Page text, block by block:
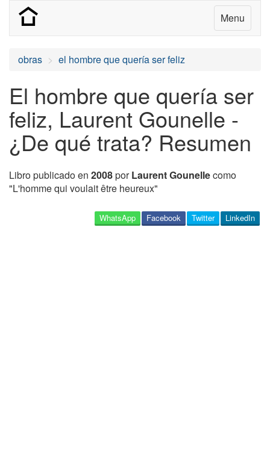
Menu
obras el hombre que quería ser feliz
El hombre que quería ser
feliz, Laurent Gounelle -
¿De qué trata? Resumen
Libro publicado en 2008porLaurent Gounellecomo
"L'homme qui voulait être heureux"
LinkedIn
Twitter
Facebook
WhatsApp